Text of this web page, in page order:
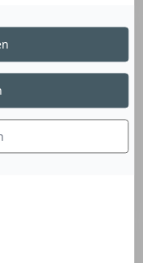
in der Haut
Sie wird
Erneuerung zu
Zellen beseitigt